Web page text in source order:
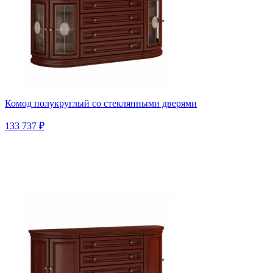
Комод полукруглый со стеклянными дверями
133 737 ₽